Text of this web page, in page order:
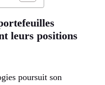
leurs positions
poursuit son